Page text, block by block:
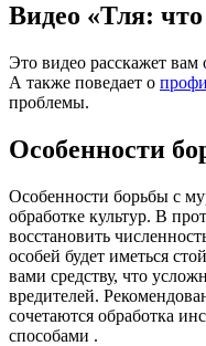
Видео «Тля: что
Это видео расскажет вам
А также поведает о
проблемы.
Особенности
Особенности борьбы с
обработке культур. В
восстановить
особей будет иметься
вами средству, что
вредителей.
сочетаются обработка
способами .